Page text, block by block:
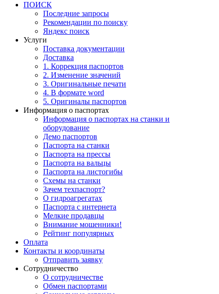
ПОИСК
Последние запросы
Рекомендации по поиску
Яндекс поиск
Услуги
Поставка документации
Доставка
1. Коррекция паспортов
2. Изменение значений
3. Оригинальные печати
4. В формате word
5. Оригиналы паспортов
Информация о паспортах
Информация о паспортах на станки и
оборудование
Демо паспортов
Паспорта на станки
Паспорта на прессы
Паспорта на вальцы
Паспорта на листогибы
Схемы на станки
Зачем техпаспорт?
О гидроагрегатах
Паспорта с интернета
Мелкие продавцы
Внимание мошенники!
Рейтинг популярных
Оплата
Контакты и координаты
Отправить заявку
Сотрудничество
О сотрудничестве
Обмен паспортами